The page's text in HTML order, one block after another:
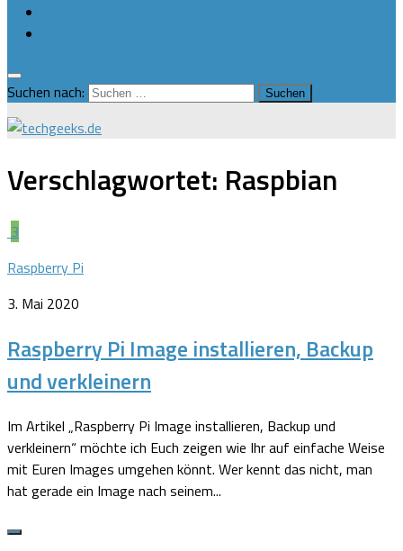
Suchen nach:
Verschlagwortet: Raspbian
3
Raspberry Pi
3. Mai 2020
Raspberry Pi Image installieren, Backup
und verkleinern
Im Artikel „Raspberry Pi Image installieren, Backup und
verkleinern“ möchte ich Euch zeigen wie Ihr auf einfache Weise
mit Euren Images umgehen könnt. Wer kennt das nicht, man
hat gerade ein Image nach seinem...